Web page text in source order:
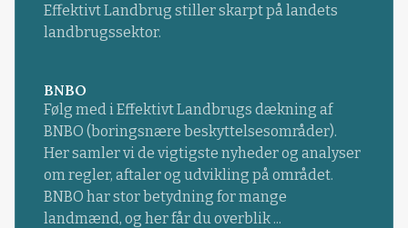
Effektivt Landbrug stiller skarpt på landets
landbrugssektor.
BNBO
Følg med i Effektivt Landbrugs dækning af
BNBO (boringsnære beskyttelsesområder).
Her samler vi de vigtigste nyheder og analyser
om regler, aftaler og udvikling på området.
BNBO har stor betydning for mange
landmænd, og her får du overblik ...